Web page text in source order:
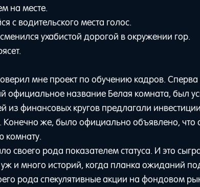
на месте.
с водительского места голос.
ухабистой дорогой в окружении гор.
мне проект по обучению кадров.
официальное название Белая комната, был
финансовых кругов предлагали
Конечно же, было официально объявлено,
комнату.
своего рода показателем статуса. И это
и много историй, когда планка ожиданий
рода спекулятивные акции на фондовом